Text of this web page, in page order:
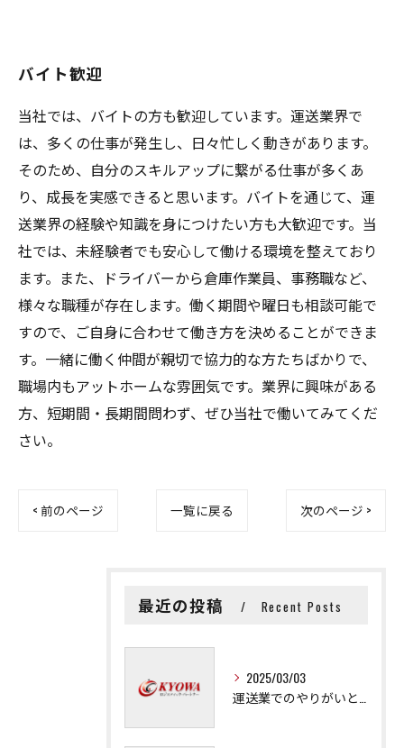
バイト歓迎
当社では、バイトの方も歓迎しています。運送業界で
は、多くの仕事が発生し、日々忙しく動きがあります。
そのため、自分のスキルアップに繋がる仕事が多くあ
り、成長を実感できると思います。バイトを通じて、運
送業界の経験や知識を身につけたい方も大歓迎です。当
社では、未経験者でも安心して働ける環境を整えており
ます。また、ドライバーから倉庫作業員、事務職など、
様々な職種が存在します。働く期間や曜日も相談可能で
すので、ご自身に合わせて働き方を決めることができま
す。一緒に働く仲間が親切で協力的な方たちばかりで、
職場内もアットホームな雰囲気です。業界に興味がある
方、短期間・長期間問わず、ぜひ当社で働いてみてくだ
さい。
< 前のページ 一覧に戻る 次のページ >
最近の投稿 Recent Posts
2025/03/03